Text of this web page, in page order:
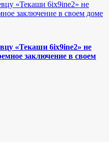
«Текаши 6ix9ine2» не
заключение в своем